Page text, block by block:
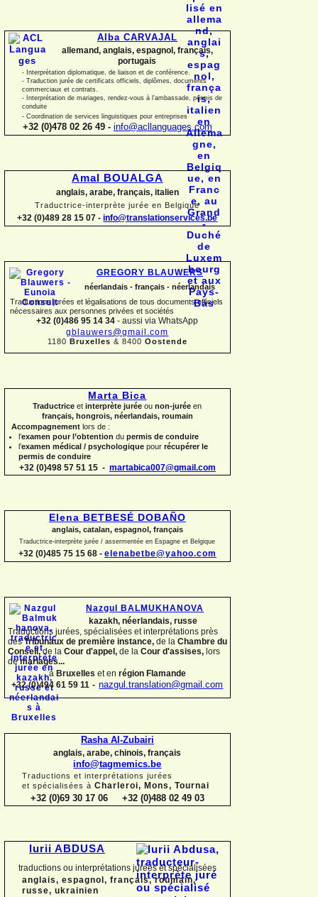
Alba CARVAJAL
allemand, anglais, espagnol, français,
portugais
- Interprétation diplomatique, de liaison et de conférence.
- Traduction jurée de certificats officiels, diplômes, documents
commerciaux et contrats.
- Interprétation de mariages, rendez-vous à l'ambassade, permis de
conduite
- Coordination de services linguistiques pour entreprises
+32 (0)478 02 26 49 - info@acllanguages.com
Amal BOUALGA
anglais, arabe, français, italien
Traductrice-interprète jurée en Belgique
+32 (0)489 28 15 07 - info@translationservices.be
GREGORY BLAUWERS
néerlandais - français - néerlandais
Traductions jurées et légalisations de tous documents officiels
nécessaires aux personnes privées et sociétés
+32 (0)486 95 14 34 - aussi via WhatsApp
gblauwers@gmail.com
1180 Bruxelles & 8400 Oostende
Marta Bica
Traductriceet interprète jurée ounon-juréeen
français, hongrois, néerlandais, roumain
Accompagnement lors de :
l’examen pour l’obtention du permis de conduire
l’examen médical / psychologique pour récupérer le
permis de conduire
+32 (0)498 57 51 15 - martabica007@gmail.com
Elena BETBESÉ DOBAÑO
anglais, catalan, espagnol, français
Traductrice-interprète jurée / assermentée en Espagne et Belgique
+32 (0)485 75 15 68 - elenabetbe@yahoo.com
Nazgul BALMUKHANOVA
kazakh, néerlandais, russe
Traductions jurées, spécialisées et interprétations près
desTribunaux de première instance, de la Chambre du
Conseil,de la Cour d'appel, de la Cour d'assises, lors
demariages...
à Bruxelles et en région Flamande
+32 (0)494 61 59 11 - nazgul.translation@gmail.com
Rasha Al-Zubairi
anglais, arabe, chinois, français
info@tagmemics.be
Traductions et interprétations jurées
et spécialisées à Charleroi, Mons, Tournai
+32 (0)69 30 17 06 +32 (0)488 02 49 03
Iurii ABDUSA
traductions ou interprétations jurées et spécialisées
anglais, espagnol, français, roumain,
russe, ukrainien